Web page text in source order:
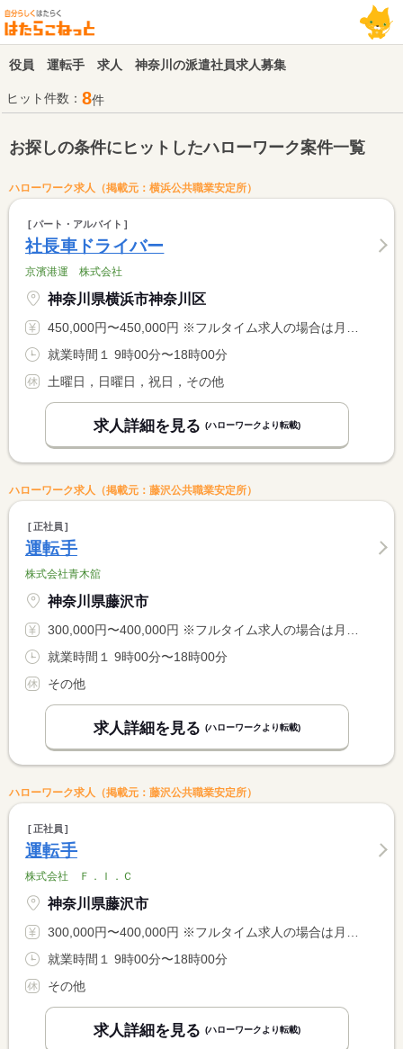
役員 運転手 求人 神奈川の派遣社員求人募集
ヒット件数： 8件
お探しの条件にヒットしたハローワーク案件一覧
ハローワーク求人（掲載元：横浜公共職業安定所）
パート・アルバイト
社長車ドライバー
京濱港運 株式会社
神奈川県横浜市神奈川区
450,000円〜450,000円 ※フルタイム求人の場合は月額（換算額）、パート求人の場合は時間額を表示しています。
就業時間１ 9時00分〜18時00分
土曜日，日曜日，祝日，その他
求人詳細を見る (ハローワークより転載)
ハローワーク求人（掲載元：藤沢公共職業安定所）
正社員
運転手
株式会社青木舘
神奈川県藤沢市
300,000円〜400,000円 ※フルタイム求人の場合は月額（換算額）、パート求人の場合は時間額を表示しています。
就業時間１ 9時00分〜18時00分
その他
求人詳細を見る (ハローワークより転載)
ハローワーク求人（掲載元：藤沢公共職業安定所）
正社員
運転手
株式会社 Ｆ．Ｉ．Ｃ
神奈川県藤沢市
300,000円〜400,000円 ※フルタイム求人の場合は月額（換算額）、パート求人の場合は時間額を表示しています。
就業時間１ 9時00分〜18時00分
その他
求人詳細を見る (ハローワークより転載)